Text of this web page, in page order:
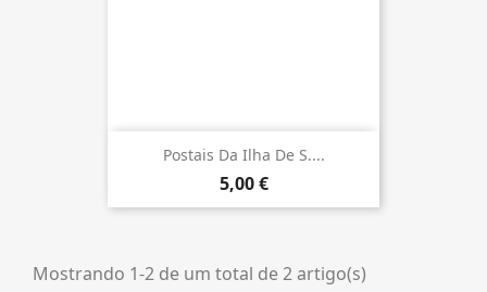
Postais Da Ilha De S....
5,00 €
Mostrando 1-2 de um total de 2 artigo(s)